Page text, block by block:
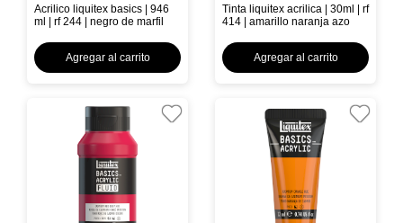
Acrilico liquitex basics | 946
ml | rf 244 | negro de marfil
Agregar al carrito
Tinta liquitex acrilica | 30ml | rf
414 | amarillo naranja azo
Agregar al carrito